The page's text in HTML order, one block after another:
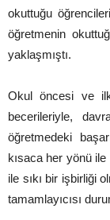
okuttuğu
öğretmenin
yaklaşmıştı.
Okul öncesi ve
becerileriyle,
öğretmedeki
kısaca her yönü
ile sıkı bir işbirliği
tamamlayıcısı